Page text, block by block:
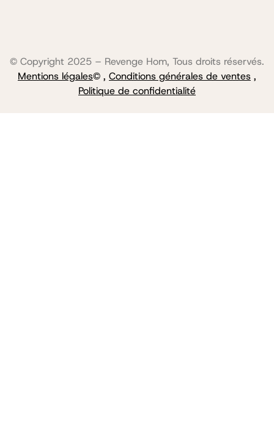
© Copyright 2025 – Revenge Hom, Tous droits réservés.
Mentions légales© , Conditions générales de ventes ,
Politique de confidentialité